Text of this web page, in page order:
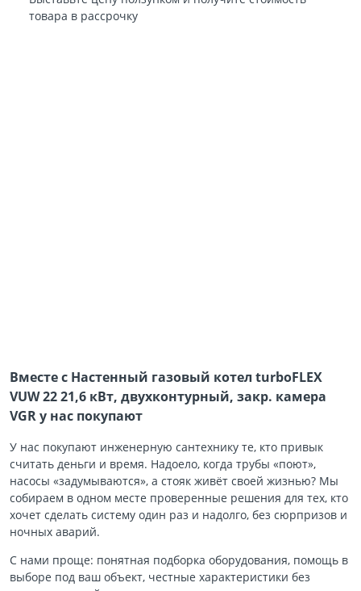
товара в рассрочку
Вместе с Настенный газовый котел turboFLEX
VUW 22 21,6 кВт, двухконтурный, закр. камера
VGR у нас покупают
У нас покупают инженерную сантехнику те, кто привык
считать деньги и время. Надоело, когда трубы «поют»,
насосы «задумываются», а стояк живёт своей жизнью? Мы
собираем в одном месте проверенные решения для тех, кто
хочет сделать систему один раз и надолго, без сюрпризов и
ночных аварий.
С нами проще: понятная подборка оборудования, помощь в
выборе под ваш объект, честные характеристики без